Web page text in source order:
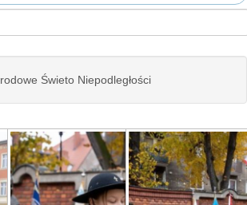
Świeto Niepodległości